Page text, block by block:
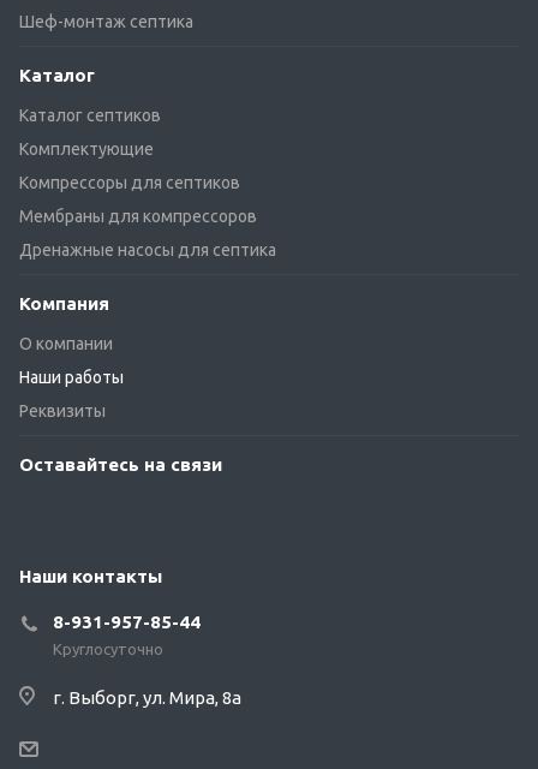
Шеф-монтаж септика
Каталог
Каталог септиков
Комплектующие
Компрессоры для септиков
Мембраны для компрессоров
Дренажные насосы для септика
Компания
О компании
Наши работы
Реквизиты
Оставайтесь на связи
Наши контакты
8-931-957-85-44
Круглосуточно
г. Выборг, ул. Мира, 8а